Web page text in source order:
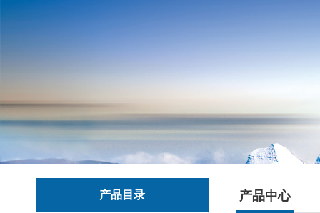
产品目录 产品中心